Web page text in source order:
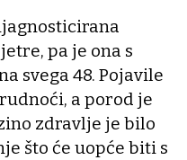
pa je ona s
svega 48. Pojavile
a porod je
zdravlje je bilo
što će uopće biti s